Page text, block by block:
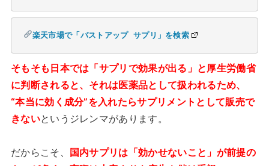
楽天市場で「バストアップ サプリ」を検索
そもそも日本では「サプリで効果が出る」と厚生労働省
に判断されると、それは医薬品として扱われるため、
“本当に効く成分”を入れたらサプリメントとして販売で
きないというジレンマがあります。
だからこそ、
国内サプリは「効かせないこと」が前提の